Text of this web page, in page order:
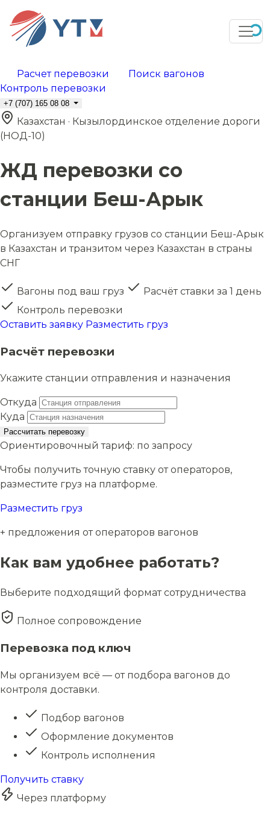
Расчет перевозки
Поиск вагонов
Контроль перевозки
+7 (707) 165 08 08
Казахстан · Кызылординское отделение дороги
(НОД-10)
ЖД перевозки со
станции Беш-Арык
Организуем отправку грузов со станции Беш-Арык
в Казахстан и транзитом через Казахстан в страны
СНГ
Вагоны под ваш груз
Расчёт ставки за 1 день
Контроль перевозки
Оставить заявку Разместить груз
Расчёт перевозки
Укажите станции отправления и назначения
Откуда
Куда
Рассчитать перевозку
Ориентировочный тариф: по запросу
Чтобы получить точную ставку от операторов,
разместите груз на платформе.
Разместить груз
+ предложения от операторов вагонов
Как вам удобнее работать?
Выберите подходящий формат сотрудничества
Полное сопровождение
Перевозка под ключ
Мы организуем всё — от подбора вагонов до
контроля доставки.
Подбор вагонов
Оформление документов
Контроль исполнения
Получить ставку
Через платформу